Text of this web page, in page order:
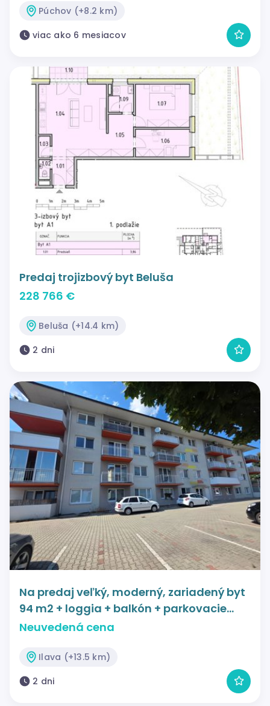
Púchov (+8.2 km)
viac ako 6 mesiacov
Predaj trojizbový byt Beluša
228 766 €
Beluša (+14.4 km)
2 dni
Na predaj veľký, moderný, zariadený byt
94 m2 + loggia + balkón + parkovacie
státie, Ilava.
Neuvedená cena
Ilava (+13.5 km)
2 dni